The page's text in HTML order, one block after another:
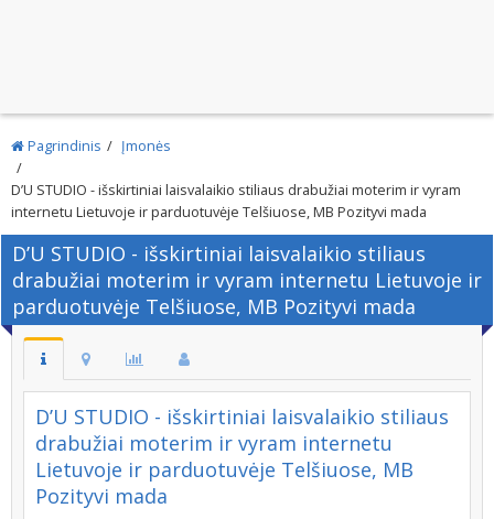
Pagrindinis Įmonės
D’U STUDIO - išskirtiniai laisvalaikio stiliaus drabužiai moterim ir vyram
internetu Lietuvoje ir parduotuvėje Telšiuose, MB Pozityvi mada
D’U STUDIO - išskirtiniai laisvalaikio stiliaus
drabužiai moterim ir vyram internetu Lietuvoje ir
parduotuvėje Telšiuose, MB Pozityvi mada
D’U STUDIO - išskirtiniai laisvalaikio stiliaus
drabužiai moterim ir vyram internetu
Lietuvoje ir parduotuvėje Telšiuose, MB
Pozityvi mada